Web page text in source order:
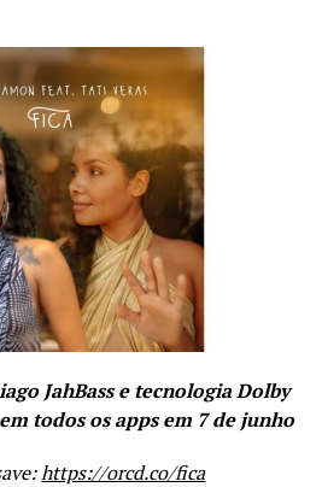
JahBass e tecnologia Dolby
todos os apps em 7 de junho
https://orcd.co/fica